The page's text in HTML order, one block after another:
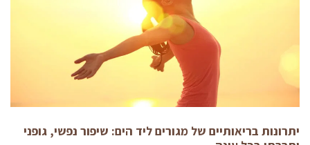
יתרונות בריאותיים של מגורים ליד הים: שיפור נפשי, גופני